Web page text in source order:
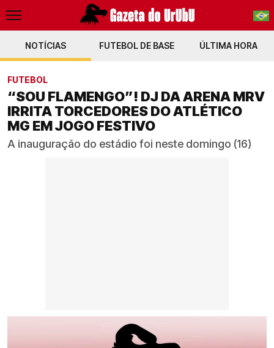
PT-BR
NOTÍCIAS FUTEBOL DE BASE ÚLTIMA HORA
FUTEBOL
“SOU FLAMENGO”! DJ DA ARENA MRV
IRRITA TORCEDORES DO ATLÉTICO
MG EM JOGO FESTIVO
A inauguração do estádio foi neste domingo (16)